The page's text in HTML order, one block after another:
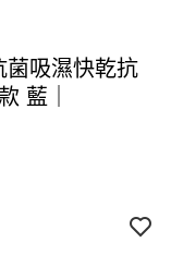
菌吸濕快乾抗
藍｜